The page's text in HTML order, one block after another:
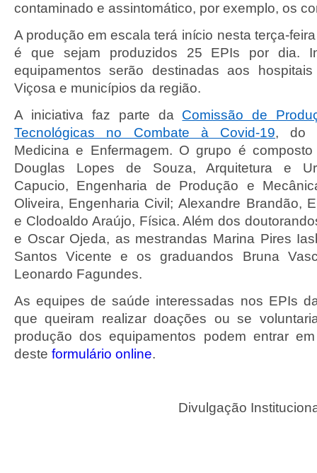
contaminado e assintomático, por exemplo, os
A produção em escala terá início nesta terça-
é que sejam produzidos 25 EPIs por dia.
equipamentos serão destinadas aos
Viçosa e municípios da região.
A iniciativa faz parte da Comissão de
Tecnológicas no Combate à Covid-19, do
Medicina e Enfermagem. O grupo é
Douglas Lopes de Souza, Arquitetura e
Capucio, Engenharia de Produção e
Oliveira, Engenharia Civil; Alexandre Brandão,
e Clodoaldo Araújo, Física. Além dos
e Oscar Ojeda, as mestrandas Marina Pires
Santos Vicente e os graduandos Bruna
Leonardo Fagundes.
As equipes de saúde interessadas nos EPIs
que queiram realizar doações ou se
produção dos equipamentos podem entrar
deste formulário online.
Divulgação